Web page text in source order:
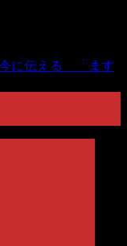
に伝える 「ます